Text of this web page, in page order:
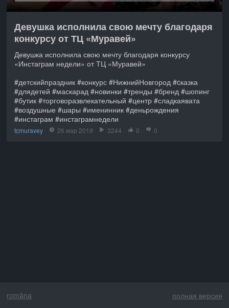
Девушка исполнила свою мечту благодаря
конкурсу от ТЦ «Муравей»
Девушка исполнила свою мечту благодаря конкурсу
«Инстаграм недели» от ТЦ «Муравей»
#детскийпраздник #конкурс #НижнийНовгород #cказка
#длядетей #маскарад #новинки #тренды #бренд #шопинг
#бутик #торговоразвлекательный #центр #сладкаявата
#воздушные #шары #именинник #деньрождения
#инстаграм #инстаграмнедели
tcmuravey 26 мар 2019 3244 0 0
româna полная версия